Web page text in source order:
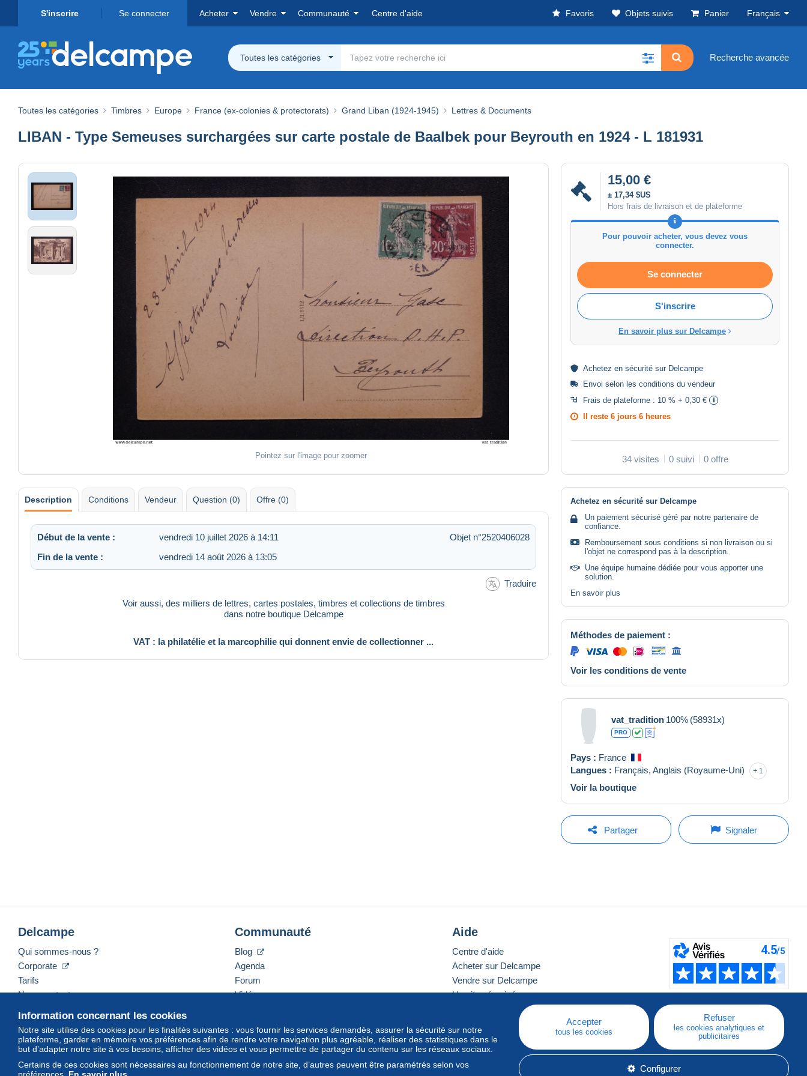
S'inscrire Se connecter Acheter Vendre Communauté Centre d'aide Favoris Objets suivis Panier Français
Toutes les catégories Recherche avancée
Toutes les catégories Timbres Europe France (ex-colonies & protectorats) Grand Liban (1924-1945) Lettres & Documents
LIBAN - Type Semeuses surchargées sur carte postale de Baalbek pour Beyrouth en 1924 - L 181931
Pointez sur l'image pour zoomer
15,00 €
± 17,34 $US
Hors frais de livraison et de plateforme
Pour pouvoir acheter, vous devez vous
connecter.
Se connecter
S'inscrire
En savoir plus sur Delcampe
Achetez en sécurité sur Delcampe
Envoi selon les conditions du vendeur
Frais de plateforme : 10 % + 0,30 €
Il reste 6 jours 6 heures
34 visites 0 suivi 0 offre
Description Conditions Vendeur Question (0) Offre (0)
Début de la vente : vendredi 10 juillet 2026 à 14:11
Objet n°2520406028
Fin de la vente :
vendredi 14 août 2026 à 13:05
Traduire
Voir aussi, des milliers de lettres, cartes postales, timbres et collections de timbres
dans notre boutique Delcampe
VAT : la philatélie et la marcophilie qui donnent envie de collectionner ...
Achetez en sécurité sur Delcampe
Un paiement sécurisé géré par notre partenaire de
confiance.
Remboursement sous conditions si non livraison ou si
l'objet ne correspond pas à la description.
Une équipe humaine dédiée pour vous apporter une
solution.
En savoir plus
Méthodes de paiement :
Voir les conditions de vente
vat_tradition 100% (58931x)
PRO
Pays : France
Langues : Français, Anglais (Royaume-Uni) 1
Voir la boutique
Partager Signaler
Information concernant les cookies
Notre site utilise des cookies pour les finalités suivantes : vous fournir les services demandés, assurer la sécurité sur notre
plateforme, garder en mémoire vos préférences afin de rendre votre navigation plus agréable, réaliser des statistiques dans le
but d’adapter notre site à vos besoins, afficher des vidéos et vous permettre de partager du contenu sur les réseaux sociaux.
Certains de ces cookies sont nécessaires au fonctionnement de notre site, d’autres peuvent être paramétrés selon vos
préférences. En savoir plus
Accepter
tous les cookies
Refuser
les cookies analytiques et
publicitaires
Configurer
Delcampe
Qui sommes-nous ?
Corporate
Tarifs
Nous contacter
Communauté
Blog
Agenda
Forum
Vidéos
Aide
Centre d'aide
Acheter sur Delcampe
Vendre sur Delcampe
Un site sécurisé
Français USD America/Indiana/Vevay Mode standard